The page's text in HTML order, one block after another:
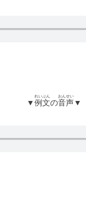
▼例文
れいぶん
の音声
おんせい
▼